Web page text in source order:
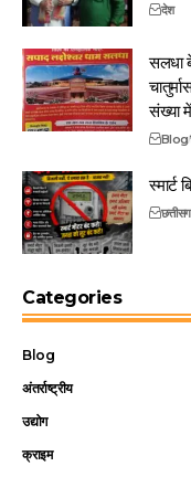
देश
सलधा
संख्या
Blog
स्मार्ट
Categories
Blog
अंतर्राष्ट्रीय
उद्योग
क्राइम